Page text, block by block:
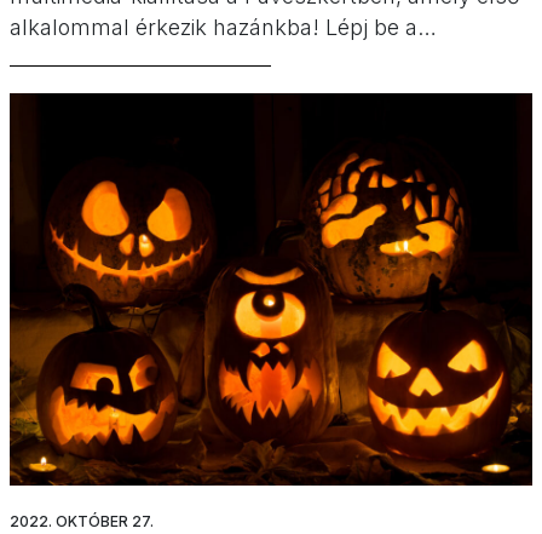
alkalommal érkezik hazánkba! Lépj be a
varázslatos világába. Mi már bejártuk a helyszínt
2022. OKTÓBER 27.